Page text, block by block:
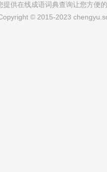
提供在线成语词典查询让您方便
© 2015-2023